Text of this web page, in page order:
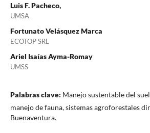
Luis F. Pacheco,
UMSA
Fortunato Velásquez Marca
ECOTOP SRL
Ariel Isaías Ayma-Romay
UMSS
Palabras clave: Manejo sustentable del
manejo de fauna, sistemas agroforestales
Buenaventura.